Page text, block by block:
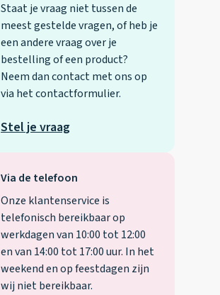
Via de telefoon
Onze klantenservice is
telefonisch bereikbaar op
werkdagen van 10:00 tot 12:00
en van 14:00 tot 17:00 uur. In het
weekend en op feestdagen zijn
wij niet bereikbaar.
Staat je vraag niet tussen de
meest gestelde vragen, of heb je
een andere vraag over je
bestelling of een product?
Neem dan contact met ons op
via het contactformulier.
Stel je vraag